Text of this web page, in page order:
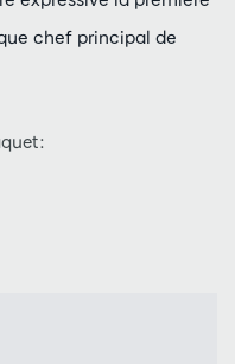
chef principal de